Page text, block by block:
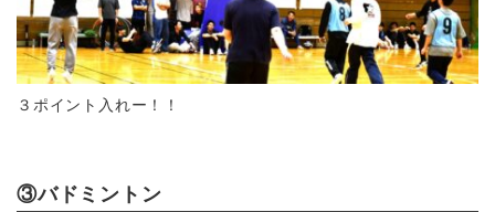
３ポイント入れー！！
③バドミントン